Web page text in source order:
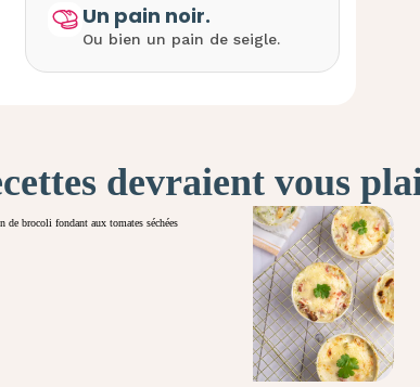
Un pain noir.
Ou bien un pain de seigle.
devraient vous
de brocoli fondant aux tomates séchées